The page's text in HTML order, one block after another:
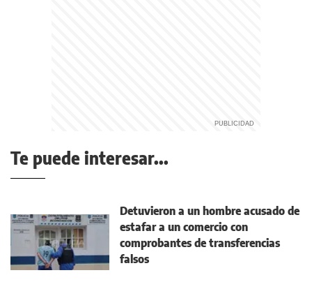
Te puede interesar...
Detuvieron a un hombre acusado de
estafar a un comercio con
comprobantes de transferencias
falsos